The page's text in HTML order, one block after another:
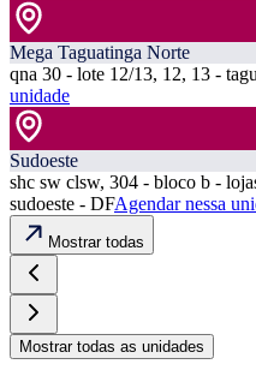
Mega Taguatinga Norte
qna 30 - lote 12/13, 12, 13 -
unidade
Sudoeste
shc sw clsw, 304 - bloco b -
sudoeste - DFAgendar nessa
Mostrar todas
Mostrar todas as unidades